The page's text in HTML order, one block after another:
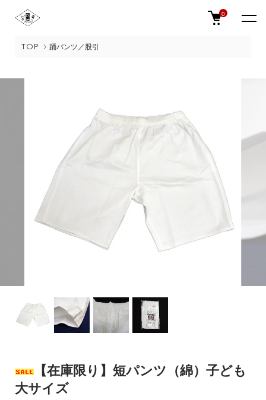
0
TOP 踊パンツ／股引
【在庫限り】短パンツ（綿）子ども
大サイズ